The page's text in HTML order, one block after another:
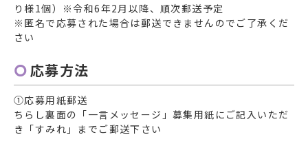
り様1個）※令和6年2月以降、順次郵送予定
※匿名で応募された場合は郵送できませんのでご了承くだ
さい
応募方法
①応募用紙郵送
ちらし裏面の「一言メッセージ」募集用紙にご記入いただ
き「すみれ」までご郵送下さい